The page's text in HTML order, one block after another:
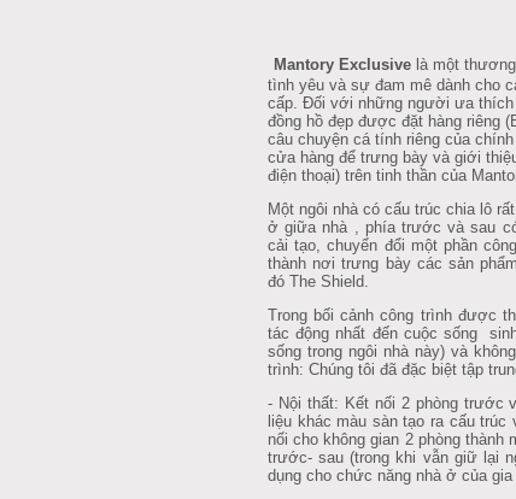
Mantory Exclusive là một
tình yêu và sự đam mê dành cho
cấp. Đối với những người ưa
đồng hồ đẹp được đặt hàng riêng
câu chuyện cá tính riêng của
cửa hàng để trưng bày và giới
điện thoại) trên tinh thần của
Một ngôi nhà có cấu trúc chia lô
ở giữa nhà , phía trước và sau
cải tạo, chuyển đổi một phần
thành nơi trưng bày các sản
đó The Shield.
Trong bối cảnh công trình được
tác động nhất đến cuộc sống
sống trong ngôi nhà này) và
trình: Chúng tôi đã đặc biệt tập
- Nội thất: Kết nối 2 phòng trước
liệu khác màu sàn tạo ra cấu
nối cho không gian 2 phòng thành
trước- sau (trong khi vẫn giữ lại
dụng cho chức năng nhà ở của gia